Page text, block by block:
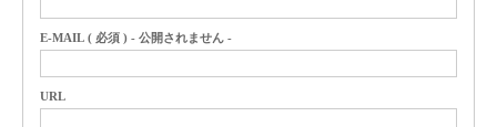
E-MAIL ( 必須 ) - 公開されません -
URL